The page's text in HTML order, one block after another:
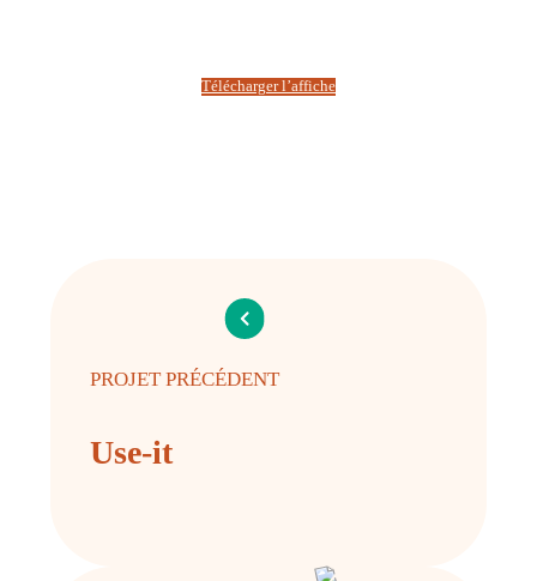
Télécharger l’affiche
PROJET PRÉCÉDENT
Use-it